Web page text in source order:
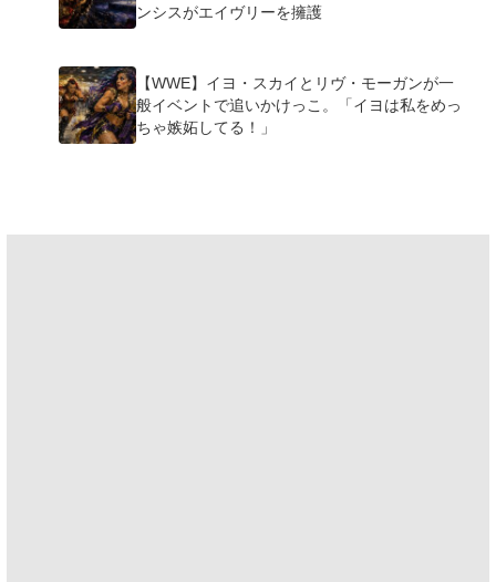
ンシスがエイヴリーを擁護
【WWE】イヨ・スカイとリヴ・モーガンが一
般イベントで追いかけっこ。「イヨは私をめっ
ちゃ嫉妬してる！」